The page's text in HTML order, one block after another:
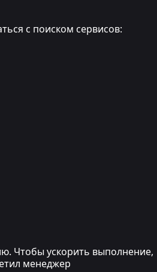
с поиском сервисов:
Чтобы ускорить выполнение,
менеджер